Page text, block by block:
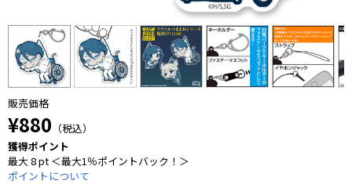
販売価格
¥880 （税込）
獲得ポイント
最大 8 pt ＜最大1％ポイントバック！＞
ポイントについて